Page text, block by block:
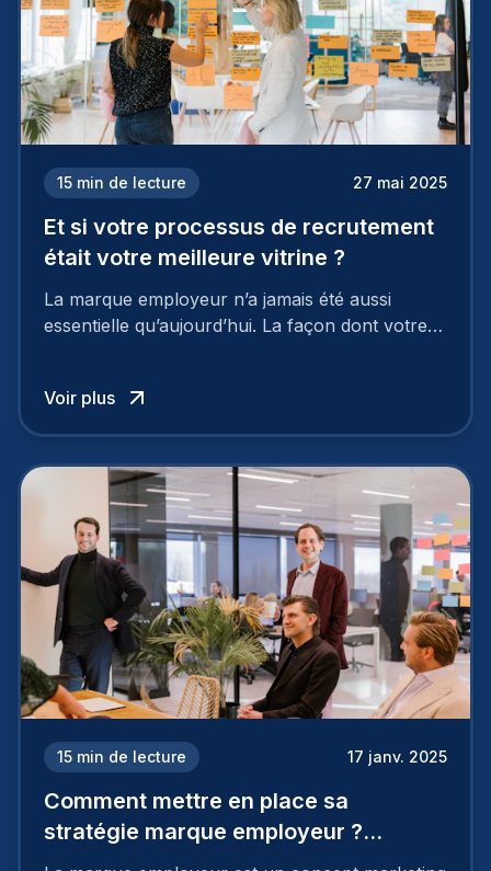
15 min de lecture 27 mai 2025
Et si votre processus de recrutement
était votre meilleure vitrine ?
La marque employeur n’a jamais été aussi
essentielle qu’aujourd’hui. La façon dont votre
à perdre les meilleurs profils.
Voir plus
15 min de lecture 17 janv. 2025
Comment mettre en place sa
stratégie marque employeur ?
Découvrez les 7 étapes